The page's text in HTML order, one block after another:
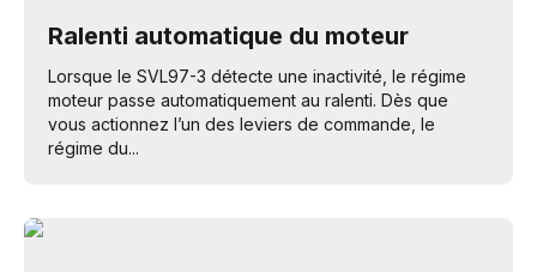
Ralenti automatique du moteur
Lorsque le SVL97-3 détecte une inactivité, le régime
moteur passe automatiquement au ralenti. Dès que
vous actionnez l’un des leviers de commande, le
régime du...